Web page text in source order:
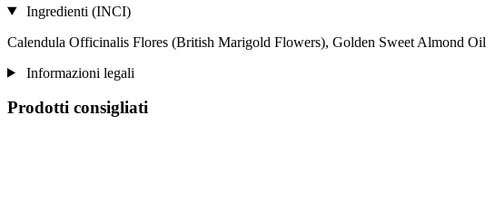
Ingredienti (INCI)
Calendula Officinalis Flores (British Marigold Flowers), Golden Sweet Almond Oil
Informazioni legali
Prodotti consigliati